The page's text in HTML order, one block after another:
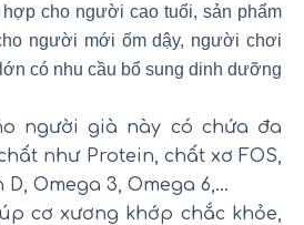
hợp cho người cao tuổi, sản phẩm
người mới ốm dậy, người chơi
có nhu cầu bổ sung dinh dưỡng
người già này có chứa đa
như Protein, chất xơ FOS,
D, Omega 3, Omega 6,…
cơ xương khớp chắc khỏe,